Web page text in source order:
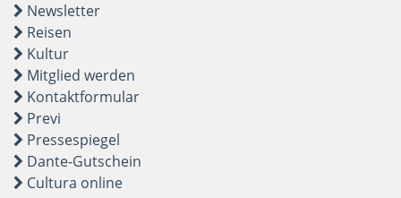
Newsletter
Reisen
Kultur
Mitglied werden
Kontaktformular
Previ
Pressespiegel
Dante-Gutschein
Cultura online